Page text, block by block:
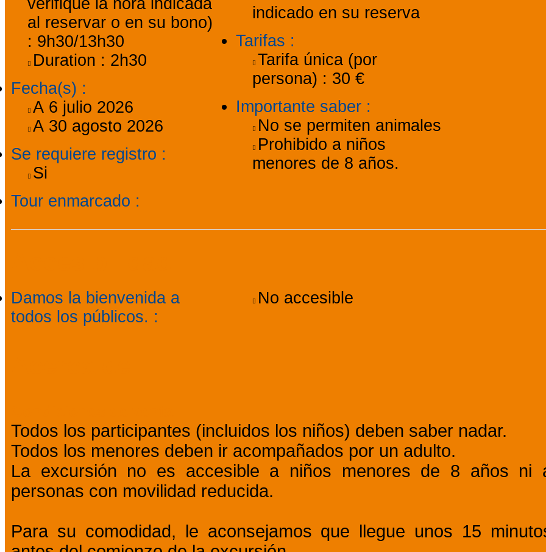
verifique la hora indicada
al reservar o en su bono)
: 9h30/13h30
Duration : 2h30
Fecha(s) :
A 6 julio 2026
A 30 agosto 2026
Se requiere registro :
Si
Tour enmarcado :
indicado en su reserva
Tarifas :
Tarifa única (por
persona) : 30 €
Importante saber :
No se permiten animales
Prohibido a niños
menores de 8 años.
Damos la bienvenida a
todos los públicos. :
No accesible
Todos los participantes (incluidos los niños) deben saber nadar.
Todos los menores deben ir acompañados por un adulto.
La excursión no es accesible a niños menores de 8 años ni
personas con movilidad reducida.
Para su comodidad, le aconsejamos que llegue unos 15